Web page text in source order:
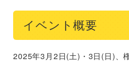
イベント概要
2025年3月2日(土)・3日(日)、